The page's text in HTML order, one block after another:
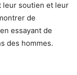
leur soutien et leur
de
essayant de
des hommes.